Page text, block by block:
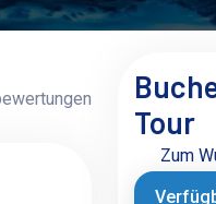
Tour
Zum